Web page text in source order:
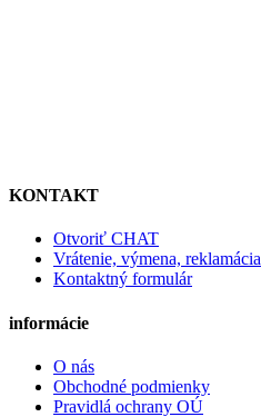
KONTAKT
Otvoriť CHAT
Vrátenie, výmena, reklamácia
Kontaktný formulár
informácie
O nás
Obchodné podmienky
Pravidlá ochrany OÚ